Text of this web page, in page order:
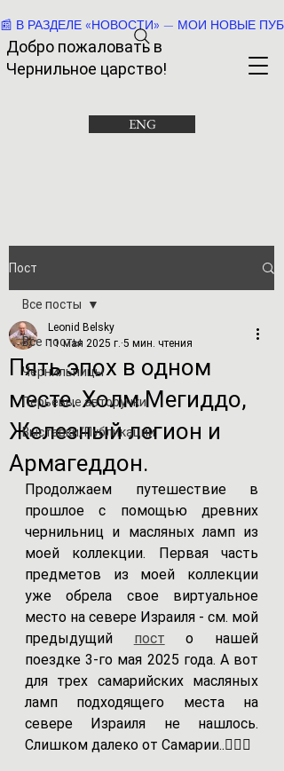
Добро пожаловать в
Чернильное царство!
ENG
📰 В РАЗДЕЛЕ «НОВОСТИ» — МОИ НОВЫЕ
Пост
Все посты
Чернильницы
Перьевые авторучки
Выставки/Публикации
Все посты
Пять эпох в одном
месте. Холм Мегиддо,
Железный легион и
Армагеддон.
Leonid Belsky
11 мая 2025 г. 5 мин. чтения
Продолжаем путешествие в
прошлое с помощью древних
чернильниц и масляных ламп из
моей коллекции. Первая часть
предметов из моей коллекции
уже обрела свое виртуальное
место на севере Израиля - см. мой
предыдущий пост о нашей
поездке 3-го мая 2025 года. А вот
для трех самарийских масляных
ламп подходящего места на
севере Израиля не нашлось.
Слишком далеко от Самарии..🤷🏻‍♂️